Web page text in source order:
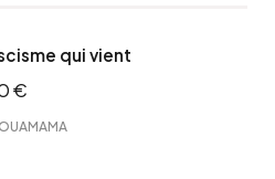
qui vient
€